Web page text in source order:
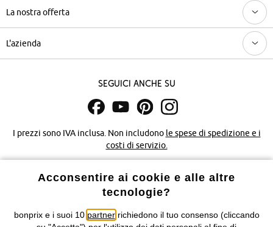
La nostra offerta
L'azienda
Seguici anche su
I prezzi sono IVA inclusa. Non includono le spese di spedizione e i
costi di servizio.
Condizioni di vendita Accessibilità
Acconsentire ai cookie e alle altre
tecnologie?
bonprix e i suoi 10 partnerrichiedono il tuo consenso (cliccando